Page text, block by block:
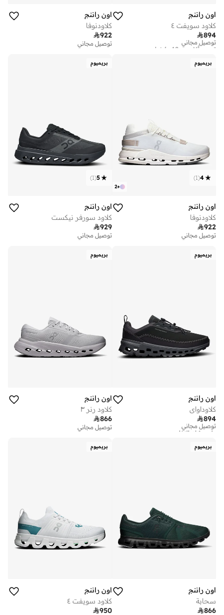
اون راننج
كلاود سويفت ٤
894
توصيل مجاني
تم بيع أكثر من 10 مؤخرا
اون راننج
كلاودنوفا
922
توصيل مجاني
بريميوم
+
2
4
(
1
)
اون راننج
كلاودنوفا
922
توصيل مجاني
بريميوم
5
(
1
)
اون راننج
كلاود سورفر نيكست
929
توصيل مجاني
بريميوم
اون راننج
كلاوداواي
894
توصيل مجاني
على وشك النفاد
بريميوم
اون راننج
كلاود رنر ٣
866
توصيل مجاني
بريميوم
اون راننج
سحابة
866
بريميوم
اون راننج
كلاود سويفت ٤
950